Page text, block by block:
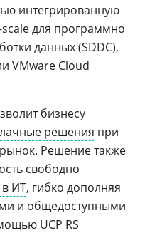
интегрированную
scale для программно
данных (SDDC),
VMware Cloud
бизнесу
решения при
Решение также
свободно
в ИТ, гибко дополняя
и общедоступными
UCP RS